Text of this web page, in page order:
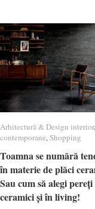
Arhitectură & Design interior,
contemporane,Shopping
Toamna se numără
în materie de plăci
Sau cum să alegi pereți
ceramici și în living!
Arhitectură & Design interior
contemporane Shopping
Toamna se numără
în materie de plăci
Sau cum să alegi pereți
ceramici și în living!